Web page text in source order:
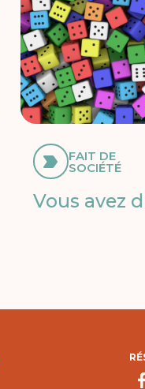
FAIT DE
SOCIÉTÉ
Vous avez